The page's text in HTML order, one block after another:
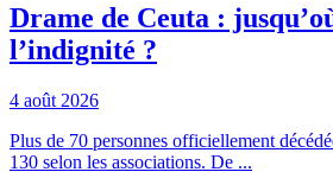
Drame de Ceuta :
l’indignité ?
4 août 2026
Plus de 70 personnes officiellement
130 selon les associations. De ...